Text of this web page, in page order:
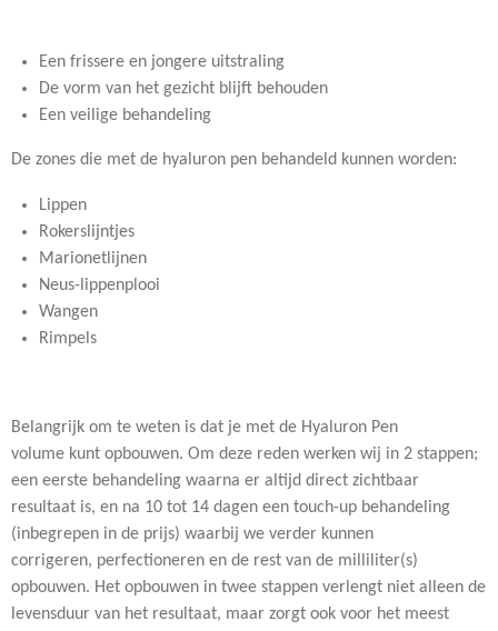
Een frissere en jongere uitstraling
De vorm van het gezicht blijft behouden
Een veilige behandeling
De zones die met de hyaluron pen behandeld kunnen worden:
Lippen
Rokerslijntjes
Marionetlijnen
Neus-lippenplooi
Wangen
Rimpels
Belangrijk om te weten is dat je met de Hyaluron Pen
volume kunt opbouwen. Om deze reden werken wij in 2 stappen;
een eerste behandeling waarna er altijd direct zichtbaar
resultaat is, en na 10 tot 14 dagen een touch-up behandeling
(inbegrepen in de prijs) waarbij we verder kunnen
corrigeren, perfectioneren en de rest van de milliliter(s)
opbouwen. Het opbouwen in twee stappen verlengt niet alleen de
levensduur van het resultaat, maar zorgt ook voor het meest